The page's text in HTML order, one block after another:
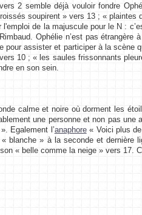
2 semble déjà vouloir fondre
soupirent » vers 13 ; «
de la majuscule pour le N :
Ophélie n’est pas
pour assister et participer à la scène
10 ; « les saules frissonnants
en son sein.
calme et noire où dorment les
une personne et non pas
Egalement l’anaphore« Voici plus
» à la seconde et dernière
« belle comme la neige » vers 17.